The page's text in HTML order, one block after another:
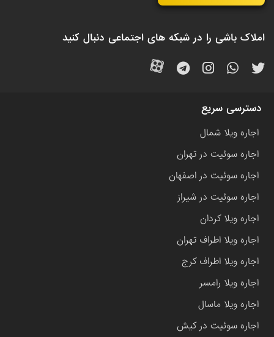
املاک باشی را در شبکه های اجتماعی دنبال کنید
دسترسی سریع
اجاره ویلا شمال
اجاره سوئیت در تهران
اجاره سوئیت در اصفهان
اجاره سوئیت در شیراز
اجاره ویلا کردان
اجاره ویلا اطراف تهران
اجاره ویلا اطراف کرج
اجاره ویلا رامسر
اجاره ویلا ماسال
اجاره سوئیت در کیش